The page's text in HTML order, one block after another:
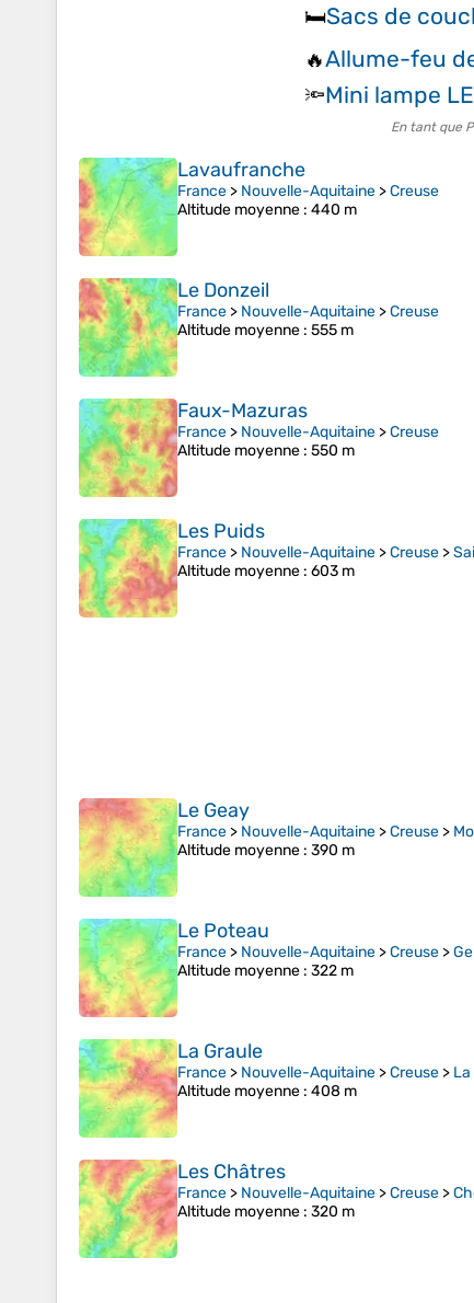
🛏️Sacs de
🔥Allume-feu
🔦Mini lampe
En tant que
Lavaufranche
France > Nouvelle-Aquitaine >Creuse
Altitude moyenne : 440 m
Le Donzeil
France > Nouvelle-Aquitaine >Creuse
Altitude moyenne : 555 m
Faux-Mazuras
France > Nouvelle-Aquitaine >Creuse
Altitude moyenne : 550 m
Les Puids
France > Nouvelle-Aquitaine >Creuse >
Altitude moyenne : 603 m
Le Geay
France > Nouvelle-Aquitaine >Creuse >
Altitude moyenne : 390 m
Le Poteau
France > Nouvelle-Aquitaine >Creuse >
Altitude moyenne : 322 m
La Graule
France > Nouvelle-Aquitaine >Creuse >
Altitude moyenne : 408 m
Les Châtres
France > Nouvelle-Aquitaine >Creuse >
Altitude moyenne : 320 m